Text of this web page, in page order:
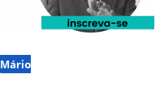
Mário